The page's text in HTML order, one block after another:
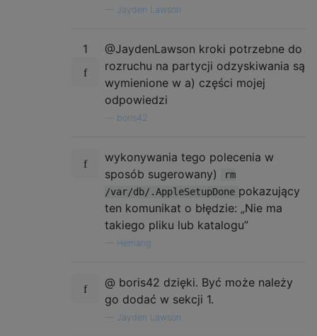
Jayden Lawson
1
@JaydenLawson kroki potrzebne do
rozruchu na partycji odzyskiwania są
wymienione w a) części mojej
odpowiedzi
boris42
wykonywania tego polecenia w
sposób sugerowany)
rm
/var/db/.AppleSetupDone pokazujący
ten komunikat o błędzie: „Nie ma
takiego pliku lub katalogu”
Hemang
@ boris42 dzięki. Być może należy
go dodać w sekcji 1.
Jayden Lawson